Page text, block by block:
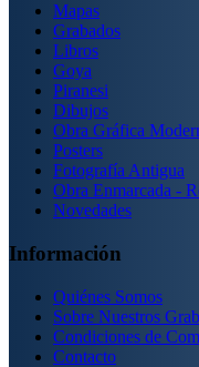
Mapas
Grabados
Libros
Goya
Piranesi
Dibujos
Obra Gráfica
Posters
Fotografía Antigua
Obra Enmarcada -
Novedades
Información
Quiénes Somos
Sobre Nuestros
Condiciones de
Contacto